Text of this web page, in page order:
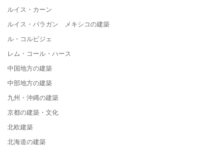
ルイス・カーン
ルイス・バラガン メキシコの建築
ル・コルビジェ
レム・コール・ハース
中国地方の建築
中部地方の建築
九州・沖縄の建築
京都の建築・文化
北欧建築
北海道の建築